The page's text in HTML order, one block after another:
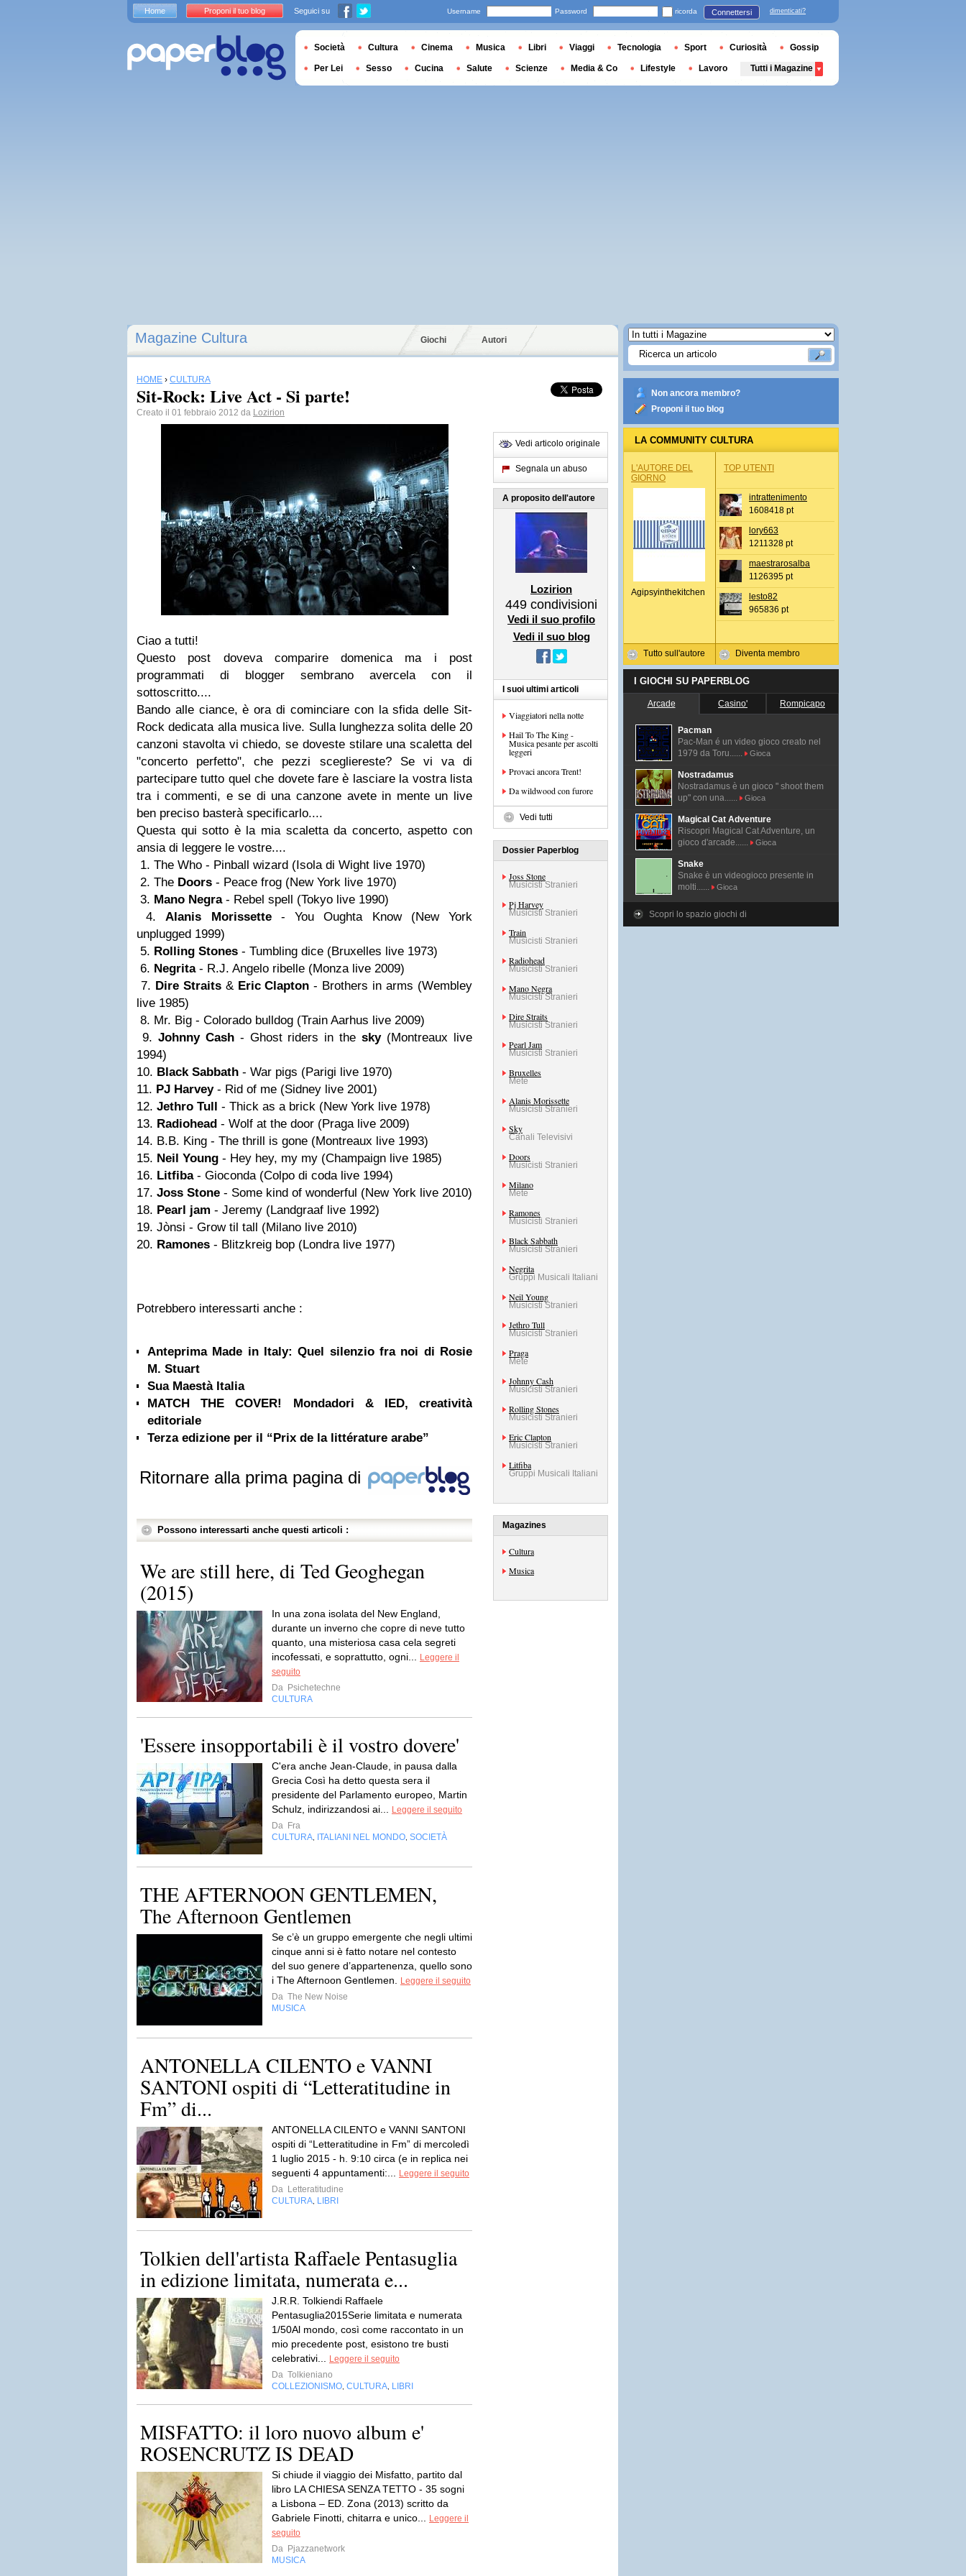
Magazine Cultura Giochi Autori
HOME › CULTURA
Sit-Rock: Live Act - Si parte!
Creato il 01 febbraio 2012 da Lozirion
Ciao a tutti!
Questo post doveva comparire domenica ma i post
programmati di blogger sembrano avercela con il
sottoscritto....
Bando alle ciance, è ora di cominciare con la sfida delle Sit-
Rock dedicata alla musica live. Sulla lunghezza solita delle 20
canzoni stavolta vi chiedo, se doveste stilare una scaletta del
"concerto perfetto", che pezzi scegliereste? Se vi va di
partecipare tutto quel che dovete fare è lasciare la vostra lista
tra i commenti, e se di una canzone avete in mente un live
ben preciso basterà specificarlo....
Questa qui sotto è la mia scaletta da concerto, aspetto con
ansia di leggere le vostre....
1. The Who - Pinball wizard (Isola di Wight live 1970)
2. The Doors - Peace frog (New York live 1970)
3. Mano Negra- Rebel spell (Tokyo live 1990)
4.Alanis Morissette- You Oughta Know (New York
unplugged 1999)
5. Rolling Stones - Tumbling dice (Bruxelles live 1973)
6. Negrita- R.J. Angelo ribelle (Monza live 2009)
7. Dire Straits& Eric Clapton - Brothers in arms (Wembley
live 1985)
8. Mr. Big - Colorado bulldog (Train Aarhus live 2009)
9. Johnny Cash- Ghost riders in thesky(Montreaux live
1994)
10. Black Sabbath - War pigs (Parigi live 1970)
11. PJ Harvey- Rid of me (Sidney live 2001)
12. Jethro Tull - Thick as a brick (New York live 1978)
13. Radiohead - Wolf at the door (Praga live 2009)
14. B.B. King - The thrill is gone (Montreaux live 1993)
15. Neil Young - Hey hey, my my (Champaign live 1985)
16. Litfiba- Gioconda (Colpo di coda live 1994)
17. Joss Stone - Some kind of wonderful (New York live 2010)
18. Pearl jam - Jeremy (Landgraaf live 1992)
19. Jònsi - Grow til tall (Milano live 2010)
20. Ramones - Blitzkreig bop (Londra live 1977)
Potrebbero interessarti anche :
Anteprima Made in Italy: Quel silenzio fra noi di Rosie
M. Stuart
Sua Maestà Italia
MATCH THE COVER! Mondadori & IED, creatività
editoriale
Terza edizione per il “Prix de la littérature arabe”
Ritornare alla prima pagina di
Possono interessarti anche questi articoli :
We are still here, di Ted Geoghegan
(2015)
In una zona isolata del New England,
durante un inverno che copre di neve tutto
quanto, una misteriosa casa cela segreti
incofessati, e soprattutto, ogni...
Leggere il
seguito
Da Psichetechne
CULTURA
'Essere insopportabili è il vostro dovere'
C'era anche Jean-Claude, in pausa dalla
Grecia Così ha detto questa sera il
presidente del Parlamento europeo, Martin
Schulz, indirizzandosi ai...
Leggere il seguito
Da Fra
CULTURA
ITALIANI NEL MONDO SOCIETÀ
THE AFTERNOON GENTLEMEN,
The Afternoon Gentlemen
Se c’è un gruppo emergente che negli ultimi
cinque anni si è fatto notare nel contesto
del suo genere d’appartenenza, quello sono
i The Afternoon Gentlemen.
Leggere il seguito
Da The New Noise
MUSICA
ANTONELLA CILENTO e VANNI
SANTONI ospiti di “Letteratitudine in
Fm” di...
ANTONELLA CILENTO e VANNI SANTONI
ospiti di “Letteratitudine in Fm” di mercoledì
1 luglio 2015 - h. 9:10 circa (e in replica nei
seguenti 4 appuntamenti:...
Leggere il seguito
Da Letteratitudine
CULTURA LIBRI
Tolkien dell'artista Raffaele Pentasuglia
in edizione limitata, numerata e...
J.R.R. Tolkiendi Raffaele
Pentasuglia2015Serie limitata e numerata
1/50Al mondo, così come raccontato in un
mio precedente post, esistono tre busti
celebrativi...
Leggere il seguito
Da Tolkieniano
COLLEZIONISMO CULTURA LIBRI
MISFATTO: il loro nuovo album e'
ROSENCRUTZ IS DEAD
Si chiude il viaggio dei Misfatto, partito dal
libro LA CHIESA SENZA TETTO - 35 sogni
a Lisbona – ED. Zona (2013) scritto da
Gabriele Finotti, chitarra e unico...
Leggere il
seguito
Da Pjazzanetwork
MUSICA
Vedi articolo originale
Segnala un abuso
A proposito dell'autore
Lozirion
449 condivisioni
Vedi il suo profilo
Vedi il suo blog
I suoi ultimi articoli
Viaggiatori nella notte
Hail To The King -
Musica pesante per ascolti
leggeri
Provaci ancora Trent!
Da wildwood con furore
Vedi tutti
Dossier Paperblog
Joss Stone
Musicisti Stranieri
Pj Harvey
Musicisti Stranieri
Train
Musicisti Stranieri
Radiohead
Musicisti Stranieri
Mano Negra
Musicisti Stranieri
Dire Straits
Musicisti Stranieri
Pearl Jam
Musicisti Stranieri
Bruxelles
Mete
Alanis Morissette
Musicisti Stranieri
Sky
Canali Televisivi
Doors
Musicisti Stranieri
Milano
Mete
Ramones
Musicisti Stranieri
Black Sabbath
Musicisti Stranieri
Negrita
Gruppi Musicali Italiani
Neil Young
Musicisti Stranieri
Jethro Tull
Musicisti Stranieri
Praga
Mete
Johnny Cash
Musicisti Stranieri
Rolling Stones
Musicisti Stranieri
Eric Clapton
Musicisti Stranieri
Litfiba
Gruppi Musicali Italiani
Magazines
Cultura
Musica
Non ancora membro?
Proponi il tuo blog
LA COMMUNITY CULTURA
L'AUTORE DEL
GIORNO
Agipsyinthekitchen
Tutto sull'autore
TOP UTENTI
intrattenimento
1608418 pt
lory663
1211328 pt
maestrarosalba
1126395 pt
lesto82
965836 pt
Diventa membro
I GIOCHI SU PAPERBLOG
Arcade Casino' Rompicapo
Pacman
Pac-Man é un video gioco creato nel
1979 da Toru......
Gioca
Nostradamus
Nostradamus è un gioco " shoot them
up" con una......
Gioca
Magical Cat Adventure
Riscopri Magical Cat Adventure, un
gioco d'arcade......
Gioca
Snake
Snake è un videogioco presente in
molti......
Gioca
Scopri lo spazio giochi di
Home Proponi il tuo blog Seguici su Username Password ricorda Connettersi dimenticati?
Società Cultura Cinema Musica Libri Viaggi Tecnologia Sport Curiosità Gossip
Per Lei Sesso Cucina Salute Scienze Media & Co Lifestyle Lavoro Tutti i Magazine